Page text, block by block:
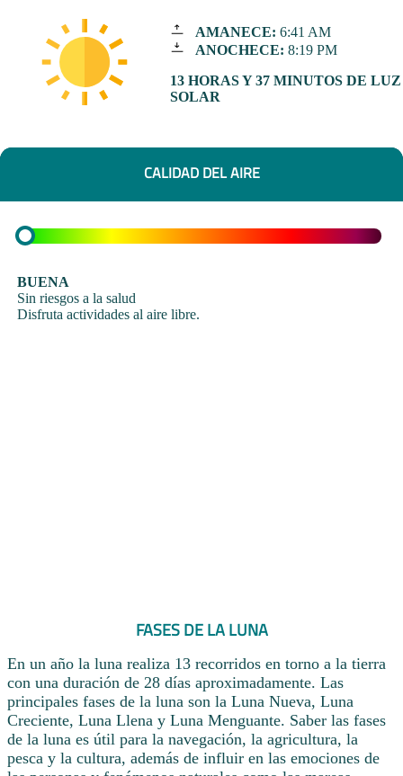
AMANECE: 6:41 AM
ANOCHECE: 8:19 PM
13 HORAS Y 37 MINUTOS DE LUZ
SOLAR
CALIDAD DEL AIRE
BUENA
Sin riesgos a la salud
Disfruta actividades al aire libre.
FASES DE LA LUNA
En un año la luna realiza 13 recorridos en torno a la tierra
con una duración de 28 días aproximadamente. Las
principales fases de la luna son la Luna Nueva, Luna
Creciente, Luna Llena y Luna Menguante. Saber las fases
de la luna es útil para la navegación, la agricultura, la
pesca y la cultura, además de influir en las emociones de